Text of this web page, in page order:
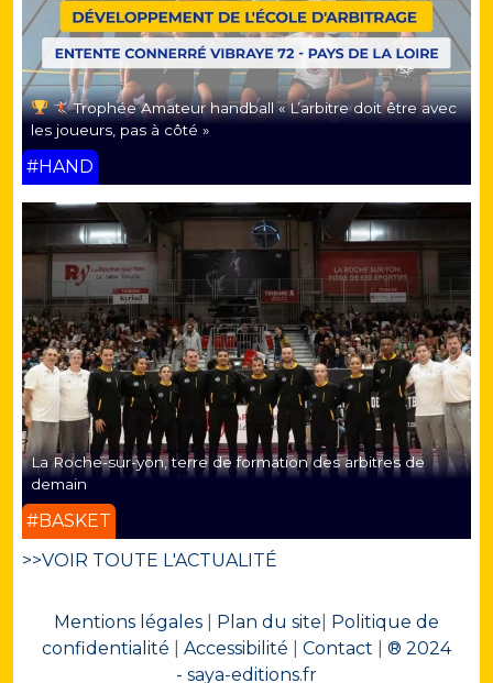
Trophée Amateur handball « L’arbitre doit être avec
les joueurs, pas à côté »
#HAND
La Roche-sur-yon, terre de formation des arbitres de
demain
#BASKET
>>VOIR TOUTE L'ACTUALITÉ
Mentions légales Plan du site Politique de
confidentialité
Accessibilité Contact
® 2024
- saya-editions.fr